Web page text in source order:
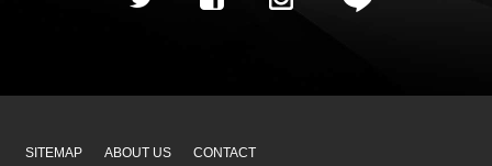
SITEMAP ABOUT US CONTACT